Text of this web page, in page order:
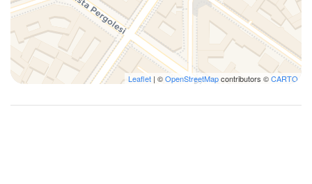
Leaflet | ©OpenStreetMapcontributors ©CARTO